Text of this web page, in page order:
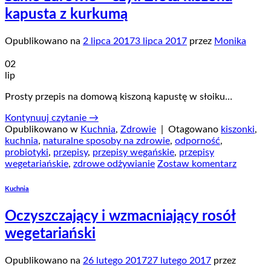
kapusta z kurkumą
Opublikowano na 2 lipca 20173 lipca 2017 przez Monika
02
lip
Prosty przepis na domową kiszoną kapustę w słoiku…
Kontynuuj czytanie →
Opublikowano w Kuchnia, Zdrowie Otagowano kiszonki,
kuchnia, naturalne sposoby na zdrowie, odporność,
probiotyki, przepisy, przepisy wegańskie, przepisy
wegetariańskie, zdrowe odżywianie Zostaw komentarz
Kuchnia
Oczyszczający i wzmacniający rosół
wegetariański
Opublikowano na 26 lutego 201727 lutego 2017 przez